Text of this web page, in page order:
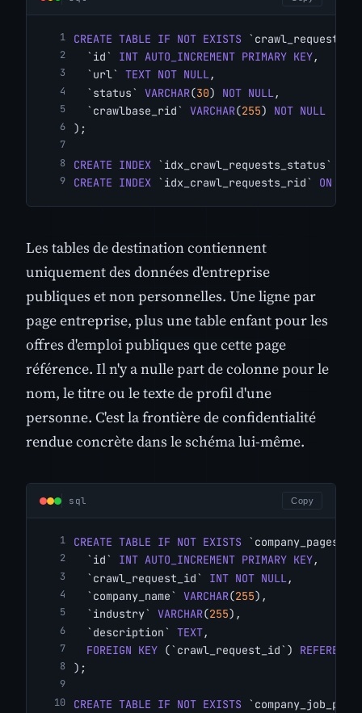
CREATE TABLE IF NOT EXISTS `crawl_requests`
  `id`
INT AUTO_INCREMENT PRIMARY KEY,
  `url`
TEXT NOT NULL,
  `status`
VARCHAR(30) NOT NULL ,
  `crawlbase_rid`
VARCHAR(255) NOT NULL
);
CREATE INDEX `idx_crawl_requests_status`
CREATE INDEX `idx_crawl_requests_rid` ON
Les tables de destination contiennent
uniquement des données d'entreprise
publiques et non personnelles. Une ligne par
page entreprise, plus une table enfant pour les
offres d'emploi publiques que cette page
référence. Il n'y a nulle part de colonne pour le
nom, le titre ou le texte de profil d'une
personne. C'est la frontière de confidentialité
rendue concrète dans le schéma lui-même.
sql Copy
CREATE TABLE IF NOT EXISTS `company_pages` (
  `id`
INT AUTO_INCREMENT PRIMARY KEY,
  `crawl_request_id`
INT NOT NULL,
  `company_name`
VARCHAR(255),
  `industry`
VARCHAR(255),
  `description`
TEXT,
FOREIGN KEY (`crawl_request_id`)
);
CREATE TABLE IF NOT EXISTS